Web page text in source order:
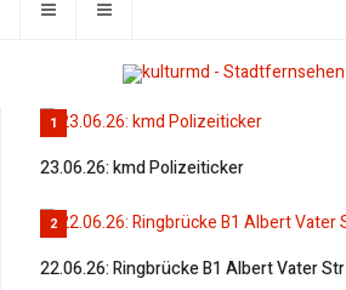
1
23.06.26: kmd Polizeiticker
2
22.06.26: Ringbrücke B1 Albert Vater Str